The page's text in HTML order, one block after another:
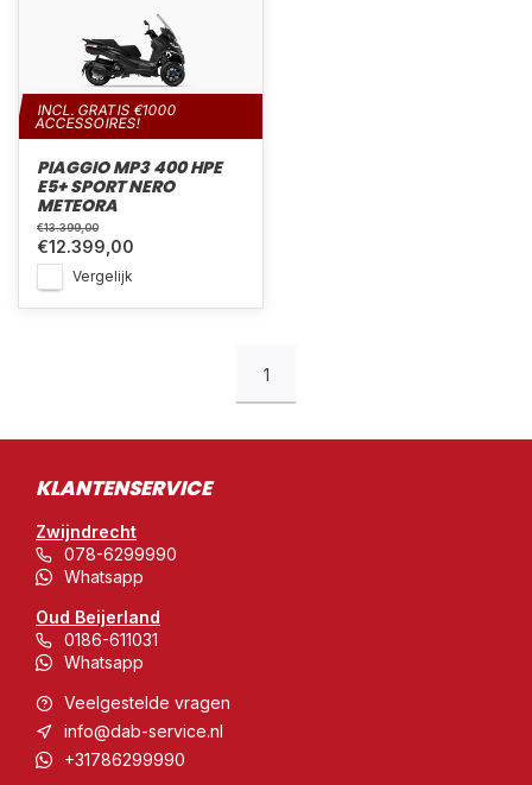
INCL. GRATIS €1000
ACCESSOIRES!
PIAGGIO MP3 400 HPE
E5+ SPORT NERO
METEORA
€13.399,00
€12.399,00
Vergelijk
1
KLANTENSERVICE
Zwijndrecht
078-6299990
Whatsapp
Oud Beijerland
0186-611031
Whatsapp
Veelgestelde vragen
info@dab-service.nl
+31786299990